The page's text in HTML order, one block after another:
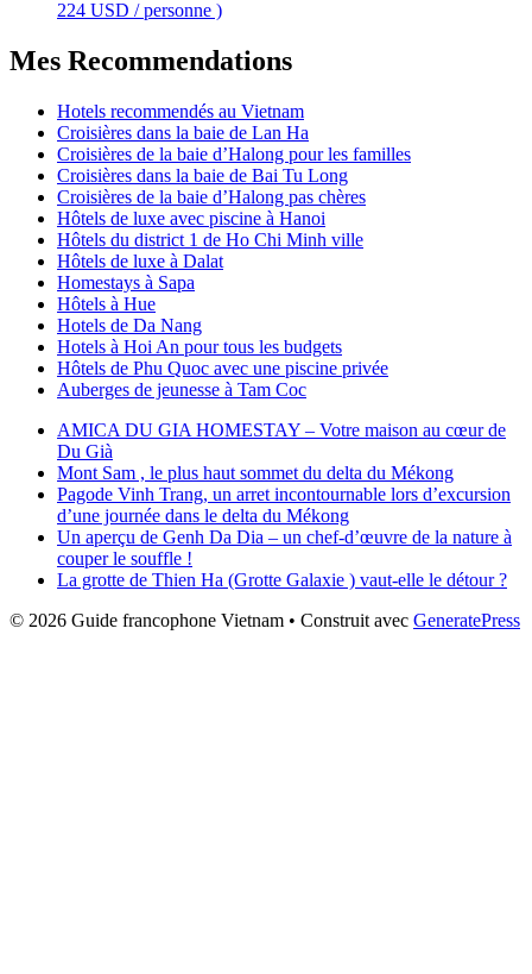
224 USD / personne )
Mes Recommendations
Hotels recommendés au Vietnam
Croisières dans la baie de Lan Ha
Croisières de la baie d’Halong pour les familles
Croisières dans la baie de Bai Tu Long
Croisières de la baie d’Halong pas chères
Hôtels de luxe avec piscine à Hanoi
Hôtels du district 1 de Ho Chi Minh ville
Hôtels de luxe à Dalat
Homestays à Sapa
Hôtels à Hue
Hotels de Da Nang
Hotels à Hoi An pour tous les budgets
Hôtels de Phu Quoc avec une piscine privée
Auberges de jeunesse à Tam Coc
AMICA DU GIA HOMESTAY – Votre maison au cœur de
Du Già
Mont Sam , le plus haut sommet du delta du Mékong
Pagode Vinh Trang, un arret incontournable lors d’excursion
d’une journée dans le delta du Mékong
Un aperçu de Genh Da Dia – un chef-d’œuvre de la nature à
couper le souffle !
La grotte de Thien Ha (Grotte Galaxie ) vaut-elle le détour ?
© 2026 Guide francophone Vietnam • Construit avec GeneratePress